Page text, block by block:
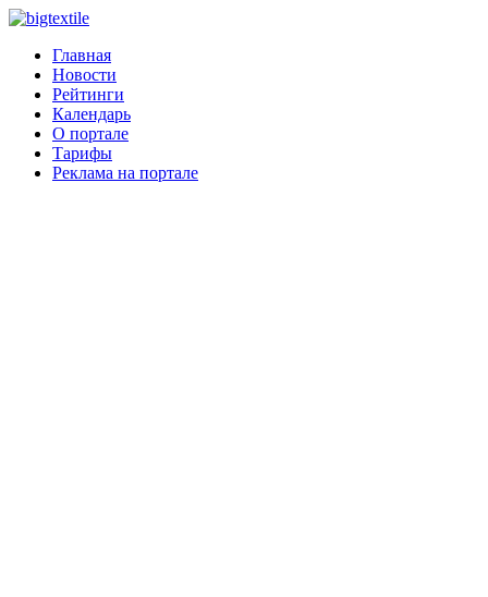
Главная
Новости
Рейтинги
Календарь
О портале
Тарифы
Реклама на портале